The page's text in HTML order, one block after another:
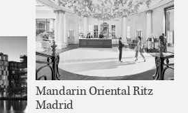
Mandarin Oriental Ritz
Madrid